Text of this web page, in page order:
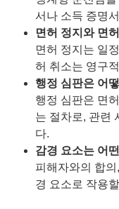
서나 소득 증명
면허 정지와 면
면허 정지는 일
허 취소는 영구
행정 심판은 어
행정 심판은 면
는 절차로, 관련
다.
감경 요소는 어
피해자와의 합
경 요소로 작용